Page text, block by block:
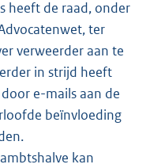
heeft de raad, onder
ter
verweerder aan te
in strijd heeft
e-mails aan de
beïnvloeding
kan